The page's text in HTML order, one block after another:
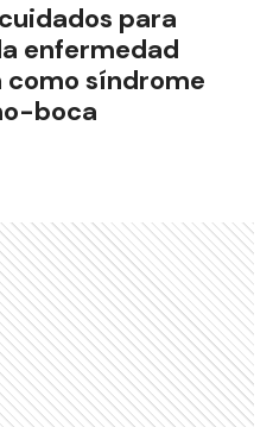
para
enfermedad
como síndrome
boca